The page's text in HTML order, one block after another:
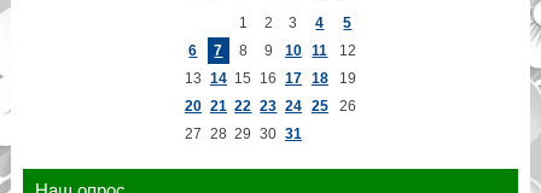
1
2 3 4
5
6
7 8 9 10 11
12
13 14 15 16 17 18
19
20 21 22 23 24 25
26
27 28 29 30 31